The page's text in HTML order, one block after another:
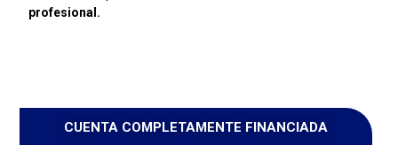
profesional.
CUENTA COMPLETAMENTE FINANCIADA